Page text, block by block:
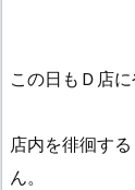
この日もＤ店に
店内を徘徊す
ん。